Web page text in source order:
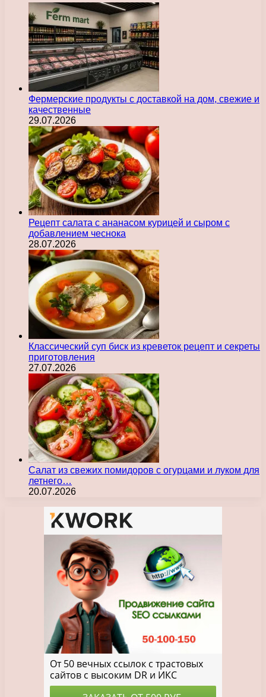
Фермерские продукты с доставкой на дом, свежие и
качественные
29.07.2026
Рецепт салата с ананасом курицей и сыром с
добавлением чеснока
28.07.2026
Классический суп биск из креветок рецепт и секреты
приготовления
27.07.2026
Салат из свежих помидоров с огурцами и луком для
летнего…
20.07.2026